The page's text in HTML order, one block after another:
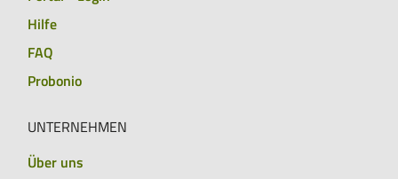
Hilfe
FAQ
Probonio
UNTERNEHMEN
Über uns